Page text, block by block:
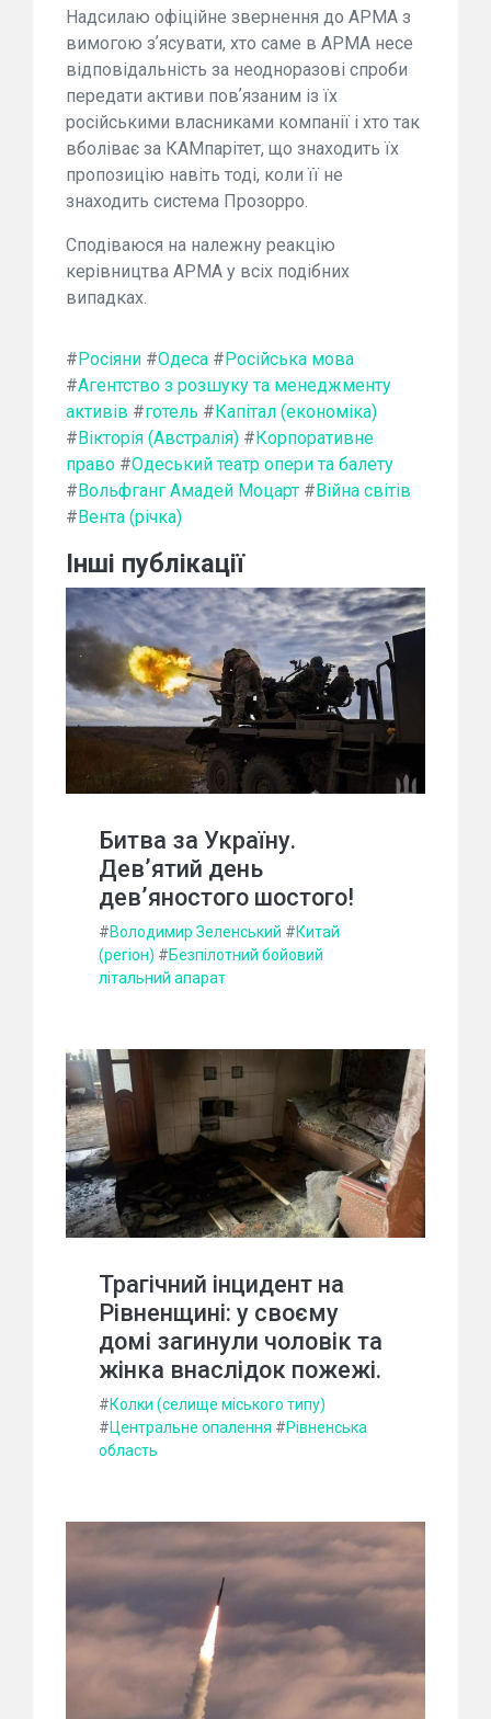
Надсилаю офіційне звернення до АРМА з
вимогою зʼясувати, хто саме в АРМА несе
відповідальність за неодноразові спроби
передати активи повʼязаним із їх
російськими власниками компанії і хто так
вболіває за КАМпарітет, що знаходить їх
пропозицію навіть тоді, коли її не
знаходить система Прозорро.
Сподіваюся на належну реакцію
керівництва АРМА у всіх подібних
випадках.
# Росіяни #Одеса # Російська мова
#Агентство з розшуку та менеджменту
активів #готель # Капітал (економіка)
# Вікторія (Австралія) # Корпоративне
право #Одеський театр опери та балету
# Вольфганг Амадей Моцарт # Війна світів
# Вента (річка)
Інші публікації
Битва за Україну.
Дев’ятий день
дев’яностого шостого!
#Володимир Зеленський #Китай
(регіон) #Безпілотний бойовий
літальний апарат
Трагічний інцидент на
Рівненщині: у своєму
домі загинули чоловік та
жінка внаслідок пожежі.
#Колки (селище міського типу)
#Центральне опалення #Рівненська
область